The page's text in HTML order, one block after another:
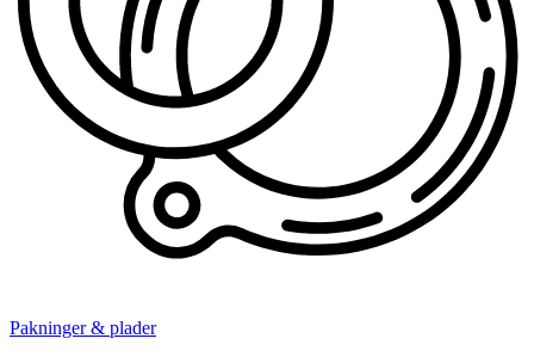
Pakninger & plader